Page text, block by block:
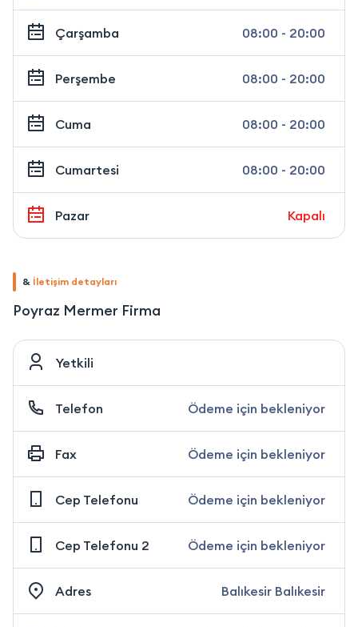
Çarşamba 08:00 - 20:00
Perşembe 08:00 - 20:00
Cuma 08:00 - 20:00
Cumartesi 08:00 - 20:00
Pazar Kapalı
& İletişim detayları
Poyraz Mermer Firma
Yetkili
Telefon Ödeme için bekleniyor
Fax Ödeme için bekleniyor
Cep Telefonu Ödeme için bekleniyor
Cep Telefonu 2 Ödeme için bekleniyor
Adres Balıkesir Balıkesir